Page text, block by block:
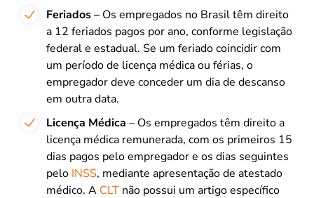
Feriados – Os empregados no Brasil têm direito
a 12 feriados pagos por ano, conforme legislação
federal e estadual. Se um feriado coincidir com
um período de licença médica ou férias, o
empregador deve conceder um dia de descanso
em outra data.
Licença Médica – Os empregados têm direito a
licença médica remunerada, com os primeiros 15
dias pagos pelo empregador e os dias seguintes
pelo INSS, mediante apresentação de atestado
médico. A CLT não possui um artigo específico